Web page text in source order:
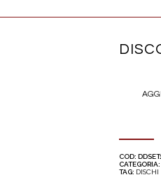
COD:
CATEGORIA:
TAG: DISCHI